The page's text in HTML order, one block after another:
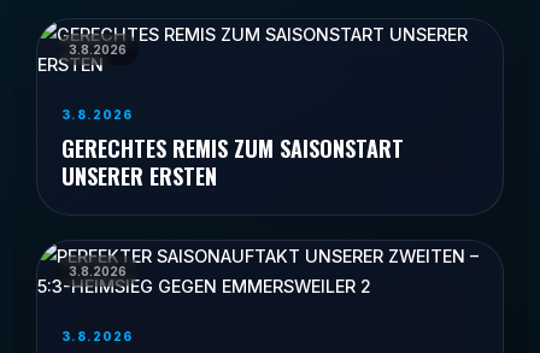
3.8.2026
3.8.2026
GERECHTES REMIS ZUM SAISONSTART
UNSERER ERSTEN
3.8.2026
3.8.2026